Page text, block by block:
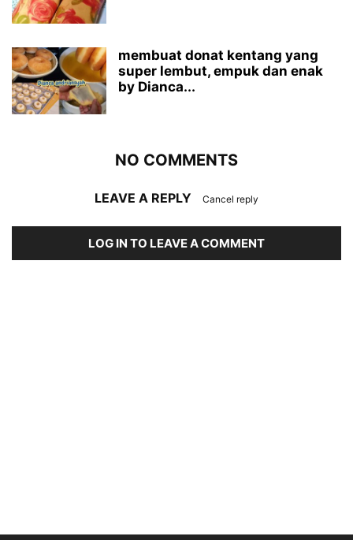
membuat donat kentang yang
super lembut, empuk dan enak
by Dianca...
NO COMMENTS
LEAVE A REPLY Cancel reply
LOG IN TO LEAVE A COMMENT